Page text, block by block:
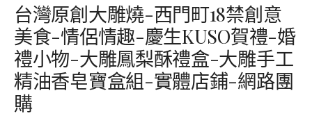
台灣原創大雕燒-西門町18禁創意
美食-情侶情趣-慶生KUSO賀禮-婚
禮小物-大雕鳳梨酥禮盒-大雕手工
精油香皂寶盒組-實體店鋪-網路團
購